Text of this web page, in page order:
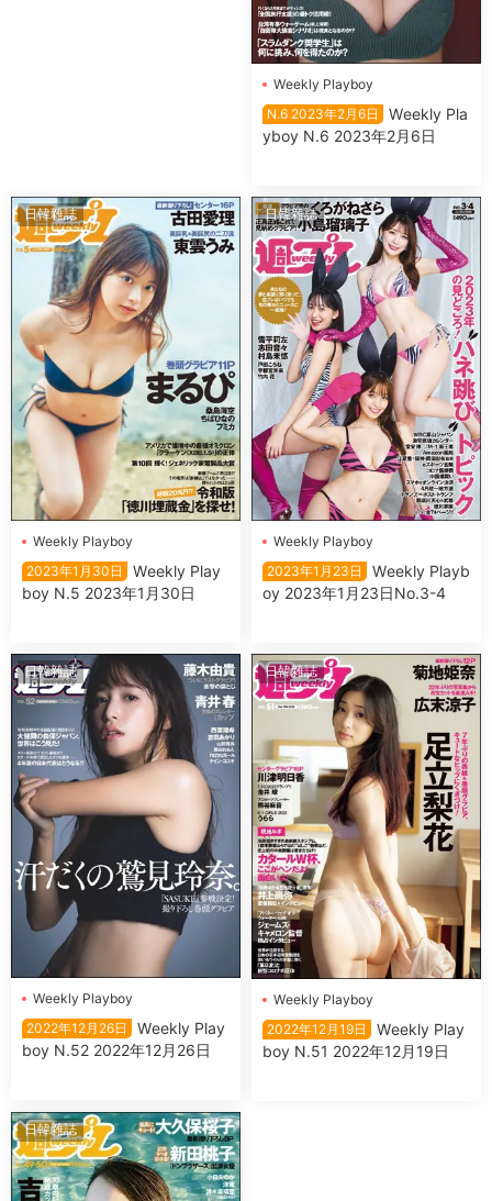
Wеekly Plаyboy
N.6 2023年2月6日
Wеekly Plа
yboy N.6 2023年2月6日
日韓雜誌
Wеekly Plаyboy
2023年1月30日
Wеekly Plаy
boy N.5 2023年1月30日
日韓雜誌
Wеekly Plаyboy
2023年1月23日
Wеekly Plаyb
oy 2023年1月23日No.3-4
日韓雜誌
Wеekly Plаyboy
2022年12月26日
Wеekly Plаy
boy N.52 2022年12月26日
日韓雜誌
Wеekly Plаyboy
2022年12月19日
Wеekly Plаy
boy N.51 2022年12月19日
日韓雜誌